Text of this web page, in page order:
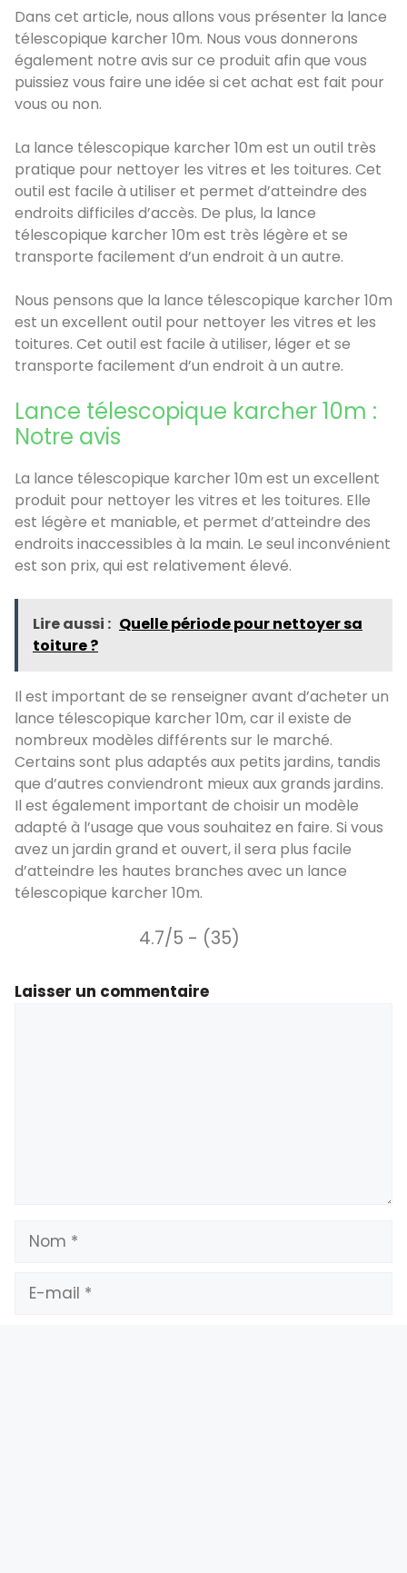
Dans cet article, nous allons vous présenter la lance
télescopique karcher 10m. Nous vous donnerons
également notre avis sur ce produit afin que vous
puissiez vous faire une idée si cet achat est fait pour
vous ou non.
La lance télescopique karcher 10m est un outil très
pratique pour nettoyer les vitres et les toitures. Cet
outil est facile à utiliser et permet d’atteindre des
endroits difficiles d’accès. De plus, la lance
télescopique karcher 10m est très légère et se
transporte facilement d’un endroit à un autre.
Nous pensons que la lance télescopique karcher 10m
est un excellent outil pour nettoyer les vitres et les
toitures. Cet outil est facile à utiliser, léger et se
transporte facilement d’un endroit à un autre.
Lance télescopique karcher 10m :
Notre avis
La lance télescopique karcher 10m est un excellent
produit pour nettoyer les vitres et les toitures. Elle
est légère et maniable, et permet d’atteindre des
endroits inaccessibles à la main. Le seul inconvénient
est son prix, qui est relativement élevé.
Lire aussi : Quelle période pour nettoyer sa
toiture ?
Il est important de se renseigner avant d’acheter un
lance télescopique karcher 10m, car il existe de
nombreux modèles différents sur le marché.
Certains sont plus adaptés aux petits jardins, tandis
que d’autres conviendront mieux aux grands jardins.
Il est également important de choisir un modèle
adapté à l’usage que vous souhaitez en faire. Si vous
avez un jardin grand et ouvert, il sera plus facile
d’atteindre les hautes branches avec un lance
télescopique karcher 10m.
4.7/5 - (35)
Laisser un commentaire